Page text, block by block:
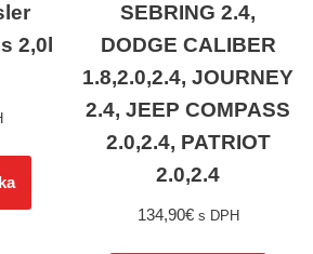
2,0l
SEBRING 2.4,
DODGE CALIBER
1.8,2.0,2.4, JOURNEY
2.4, JEEP COMPASS
2.0,2.4, PATRIOT
2.0,2.4
134,90€ s DPH